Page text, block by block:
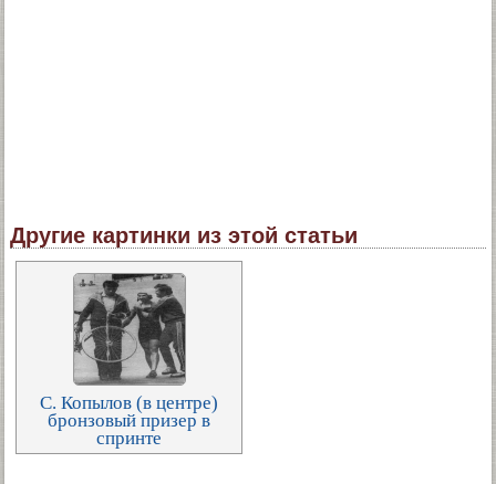
Другие картинки из этой статьи
С. Копылов (в центре)
бронзовый призер в
спринте